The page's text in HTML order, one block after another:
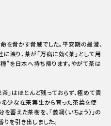
を脅かす脅威でした。平安期の最澄、
り、茶が「万病に効く薬」として用
”を日本へ持ち帰ります。やがて茶は
」はほとんど残っておらず、極めて貴
希少な在来実生から育った茶葉を使
蓄えた茶樹を、「萎凋（いちょう）」の
を引き出しました。